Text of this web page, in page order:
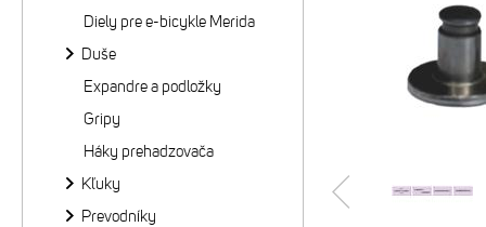
Diely pre e-bicykle Merida
Duše
Expandre a podložky
Gripy
Háky prehadzovača
Kľuky
Prevodníky